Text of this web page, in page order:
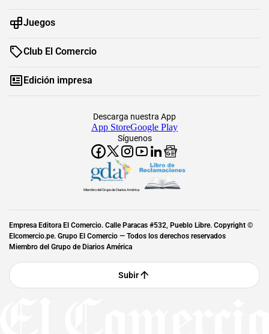
Juegos
Club El Comercio
Edición impresa
Síguenos
Descarga nuestra App
App StoreGoogle Play
Miembro del Grupo de Diarios América
Empresa Editora El Comercio. Calle Paracas #532, Pueblo Libre. Copyright ©
Elcomercio.pe. Grupo El Comercio — Todos los derechos reservados
Miembro del Grupo de Diarios América
Subir